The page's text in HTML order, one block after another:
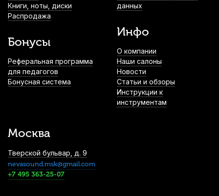
Книги, ноты, диски
Распродажа
Бонусы
Реферальная программа
для педагогов
Бонусная система
данных
Инфо
О компании
Наши салоны
Новости
Статьи и обзоры
Инструкции к
инструментам
Москва
Тверской бульвар, д. 9
nevasound.msk@gmail.com
+7 495 363-25-07